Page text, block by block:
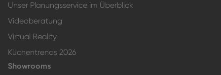
Unser Planungsservice im Überblick
Videoberatung
Virtual Reality
Küchentrends 2026
Showrooms